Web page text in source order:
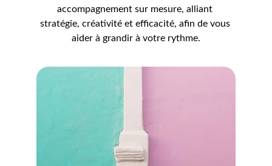
accompagnement sur mesure, alliant
stratégie, créativité et efficacité, afin de vous
aider à grandir à votre rythme.